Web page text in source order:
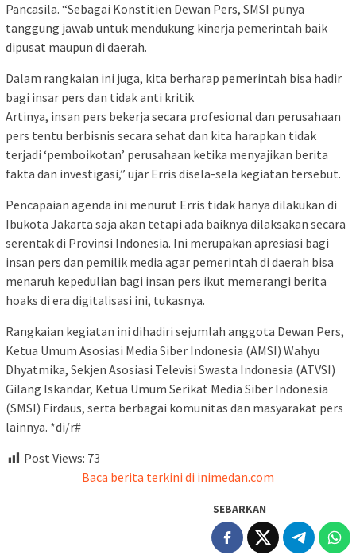
Pancasila. “Sebagai Konstitien Dewan Pers, SMSI punya
tanggung jawab untuk mendukung kinerja pemerintah baik
dipusat maupun di daerah.
Dalam rangkaian ini juga, kita berharap pemerintah bisa hadir
bagi insar pers dan tidak anti kritik
Artinya, insan pers bekerja secara profesional dan perusahaan
pers tentu berbisnis secara sehat dan kita harapkan tidak
terjadi ‘pemboikotan’ perusahaan ketika menyajikan berita
fakta dan investigasi,” ujar Erris disela-sela kegiatan tersebut.
Pencapaian agenda ini menurut Erris tidak hanya dilakukan di
Ibukota Jakarta saja akan tetapi ada baiknya dilaksakan secara
serentak di Provinsi Indonesia. Ini merupakan apresiasi bagi
insan pers dan pemilik media agar pemerintah di daerah bisa
menaruh kepedulian bagi insan pers ikut memerangi berita
hoaks di era digitalisasi ini, tukasnya.
Rangkaian kegiatan ini dihadiri sejumlah anggota Dewan Pers,
Ketua Umum Asosiasi Media Siber Indonesia (AMSI) Wahyu
Dhyatmika, Sekjen Asosiasi Televisi Swasta Indonesia (ATVSI)
Gilang Iskandar, Ketua Umum Serikat Media Siber Indonesia
(SMSI) Firdaus, serta berbagai komunitas dan masyarakat pers
lainnya. *di/r#
Post Views: 73
Baca berita terkini di inimedan.com
SEBARKAN